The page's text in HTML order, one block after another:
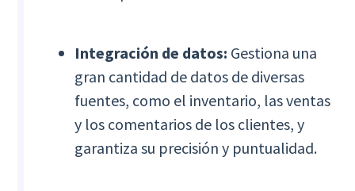
Integración de datos: Gestiona una
gran cantidad de datos de diversas
fuentes, como el inventario, las ventas
y los comentarios de los clientes, y
garantiza su precisión y puntualidad.